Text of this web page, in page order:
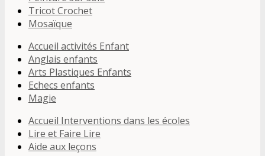
Tricot Crochet
Mosaïque
Accueil activités Enfant
Anglais enfants
Arts Plastiques Enfants
Echecs enfants
Magie
Accueil Interventions dans les écoles
Lire et Faire Lire
Aide aux leçons